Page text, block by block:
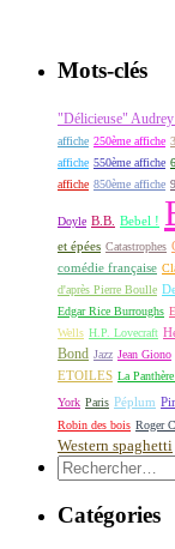
Mots-clés
"Délicieuse"
affiche 250ème affiche
affiche 550ème affiche
affiche 850ème affiche
Doyle B.B. Bebel !
et épées Catastrophes
comédie française
d'après Pierre Boulle
Edgar Rice Burroughs
Wells H.P. Lovecraft
Bond Jazz Jean Giono
ETOILES La
York Paris Péplum
Robin des bois Roger
Western spaghetti
Rechercher :
Catégories